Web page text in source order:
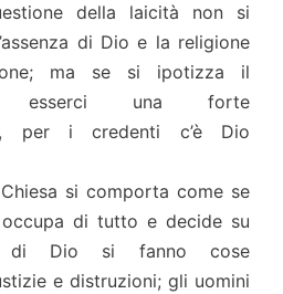
della laicità non si
di Dio e la religione
ma se si ipotizza il
esserci una forte
per i credenti c’è Dio
si comporta come se
di tutto e decide su
di Dio si fanno cose
e distruzioni; gli uomini